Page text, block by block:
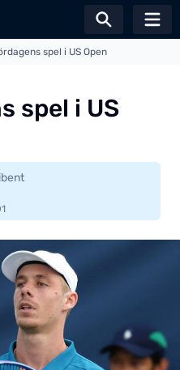
Växla
spel i US Open
spel i US